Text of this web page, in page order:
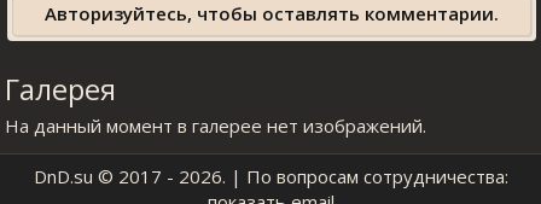
Авторизуйтесь, чтобы оставлять комментарии.
Галерея
На данный момент в галерее нет изображений.
DnD.su © 2017 - 2026. | По вопросам сотрудничества: